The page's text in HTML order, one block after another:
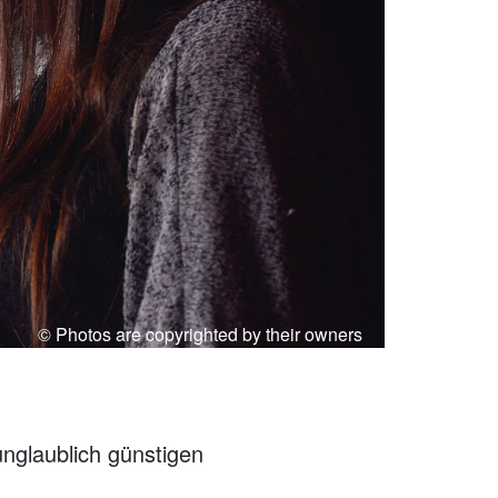
© Photos are copyrighted by their owners
günstigen